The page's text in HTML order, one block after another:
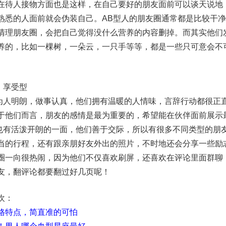
待人接物方面也是这样，在自己要好的朋友面前可以谈天说地
悉的人面前就会伪装自己。AB型人的朋友圈通常都是比较干
理朋友圈，会把自己觉得没什么营养的内容删掉。而其实他们
的，比如一棵树，一朵云，一只手等等，都是一些只可意会不
享受型
朗，做事认真，他们拥有温暖的人情味，言辞行动都很正
他们而言，朋友的感情是最为重要的，希望能在伙伴面前展示
有活泼开朗的一面，他们善于交际，所以有很多不同类型的朋
的行程，还有跟亲朋好友外出的照片，不时地还会分享一些励
一向很热闹，因为他们不仅喜欢刷屏，还喜欢在评论里面群聊
，翻评论都要翻过好几页呢！
：
特点，简直准的可怕